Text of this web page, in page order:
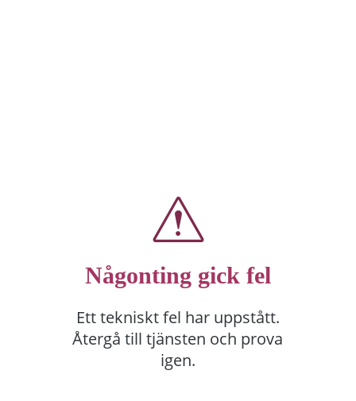
Någonting gick fel
Ett tekniskt fel har uppstått.
Återgå till tjänsten och prova
igen.